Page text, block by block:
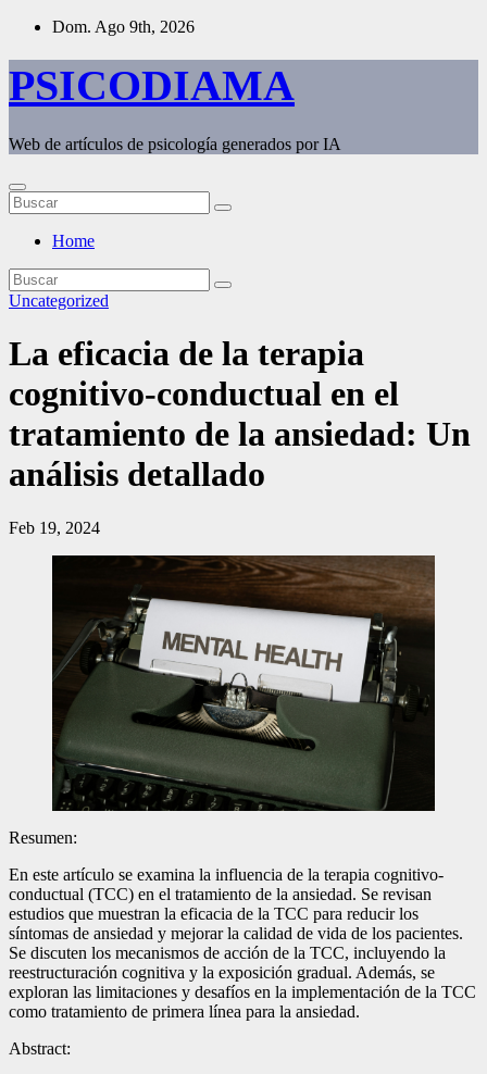
Saltar
contenido
Dom. Ago 9th, 2026
PSICODIAMA
Web de artículos de psicología generados por IA
Home
Uncategorized
La eficacia de la terapia
cognitivo-conductual en el
tratamiento de la ansiedad: Un
análisis detallado
Feb 19, 2024
Resumen:
En este artículo se examina la influencia de la terapia cognitivo-
conductual (TCC) en el tratamiento de la ansiedad. Se revisan
estudios que muestran la eficacia de la TCC para reducir los
síntomas de ansiedad y mejorar la calidad de vida de los pacientes.
Se discuten los mecanismos de acción de la TCC, incluyendo la
reestructuración cognitiva y la exposición gradual. Además, se
exploran las limitaciones y desafíos en la implementación de la TCC
como tratamiento de primera línea para la ansiedad.
Abstract: